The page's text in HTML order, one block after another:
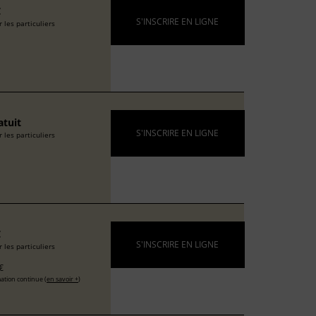
les particuliers S'INSCRIRE EN LIGNE
les particuliers S'INSCRIRE EN LIGNE
les particuliers
continue (en savoir +)
S'INSCRIRE EN LIGNE